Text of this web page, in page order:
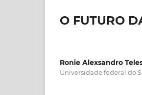
O FUTURO
Ronie Alexsandro
Universidade federal do